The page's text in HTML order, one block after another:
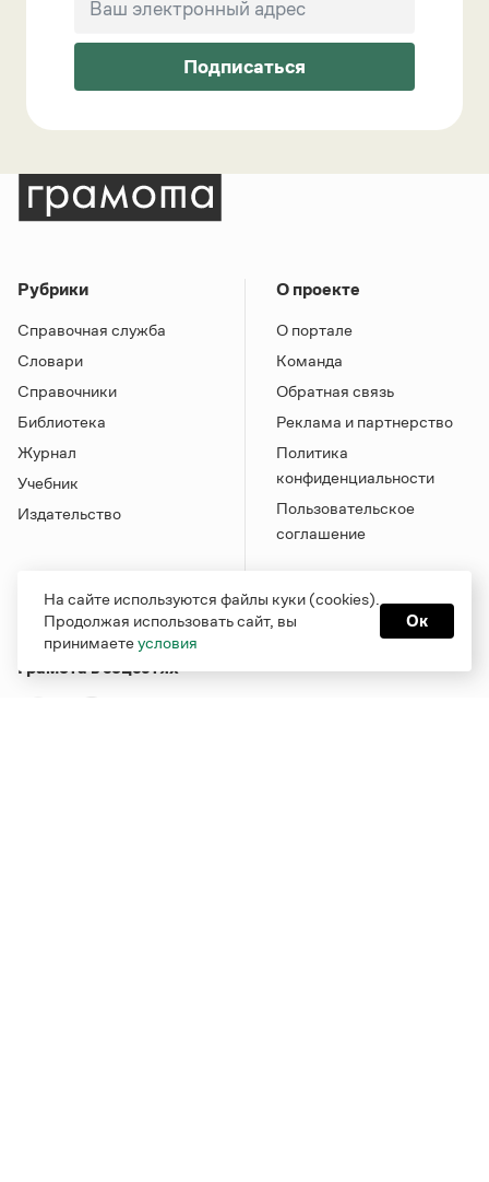
Подписаться
Рубрики
Справочная служба
Словари
Справочники
Библиотека
Журнал
Учебник
Издательство
О проекте
О портале
Команда
Обратная связь
Реклама и партнерство
Политика
конфиденциальности
Пользовательское
соглашение
Грамота в соцсетях
На сайте используются файлы куки (cookies).
Продолжая использовать сайт, вы
принимаетеусловия
Ок